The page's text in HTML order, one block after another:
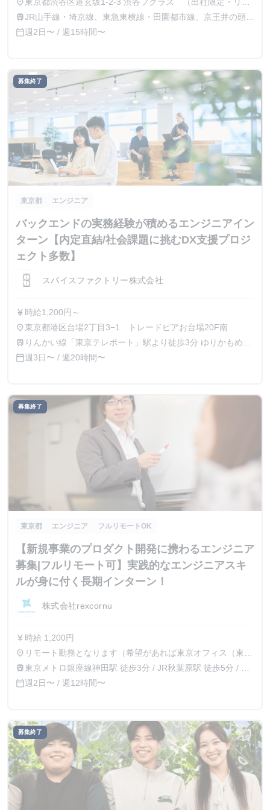
place
ート不可）
trainJR山手線・埼京線、東急東横線・田園都市線、京王井の頭
線、地下鉄銀座線・半蔵門線の渋谷駅より徒歩1分
calendar_today週2日〜 / 週15時間〜
募集終了
東京都 エンジニア
バックエンドの実務経験が積めるエンジニアイン
ターン【内定直結/社会課題に挑むDX支援プロジ
ェクト多数】
スパイスファクトリー株式会社
currency_yen 時給1,200円～
place東京都港区台場2丁目3−1 トレードピアお台場20F南
train りんかい線「東京テレポート」駅より徒歩3分 ゆりかもめ
「お台場海浜公園」駅より徒歩3分
calendar_today週3日〜 / 週20時間〜
募集終了
東京都 エンジニア フルリモートOK
【新規事業のプロダクト開発に携わるエンジニア
募集|フルリモート可】実践的なエンジニアスキ
ルが身に付く長期インターン！
株式会社rexcornu
currency_yen 時給 1,200円
place リモート勤務となります（希望があれば東京オフィス（東京
都千代田区西神田2-7-9 水道橋サウスビル4F）での勤務も
可能です）
train東京メトロ銀座線神田駅 徒歩3分 / JR秋葉原駅 徒歩5分 / 都
営新宿線岩本町駅 徒歩3分 / JR神田駅 徒歩7分
calendar_today週2日〜 / 週12時間〜
募集終了